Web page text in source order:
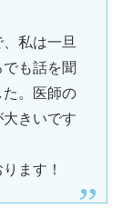
私は一旦
も話を聞
。医師の
きいです
ます！